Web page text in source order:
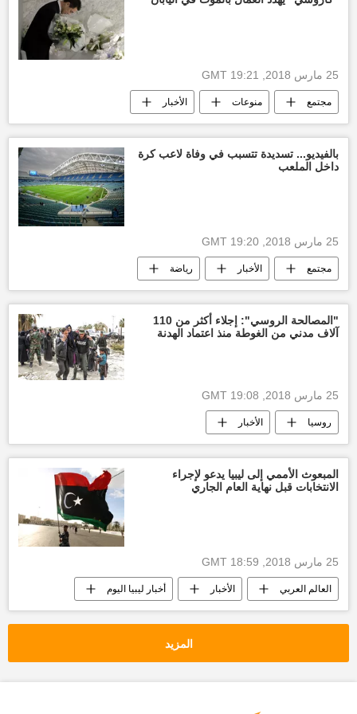
25 مارس 2018, 19:21 GMT
مجتمع منوعات الأخبار
العمل ساعات العمل أخبار اليابان
بالفيديو... تسديدة تتسبب في وفاة لاعب كرة
داخل الملعب
25 مارس 2018, 19:20 GMT
مجتمع الأخبار رياضة
أخبار كرواتيا فيديو لاعب
أخبار كرة القدم
"المصالحة الروسي": إجلاء أكثر من 110
آلاف مدني من الغوطة منذ اعتماد الهدنة
25 مارس 2018, 19:08 GMT
روسيا الأخبار
مركز المصالحة الروسي خروج المدنيين
أخبار خروج المدنيين
تحرير الجيش السوري للغوطة الشرقية
المبعوث الأممي إلى ليبيا يدعو لإجراء
الانتخابات قبل نهاية العام الجاري
25 مارس 2018, 18:59 GMT
العالم العربي الأخبار أخبار ليبيا اليوم
منظمة الأمم المتحدة
المزيد